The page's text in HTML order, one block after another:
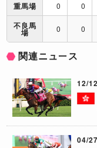
重馬場 0 0
不良馬
場 0 0
関連ニュース
12/
04/